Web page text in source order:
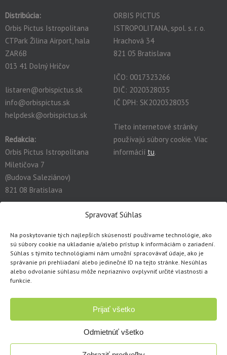
Spravovať Súhlas
Na poskytovanie tých najlepších skúseností používame technológie, ako
sú súbory cookie na ukladanie a/alebo prístup k informáciám o zariadení.
Súhlas s týmito technológiami nám umožní spracovávať údaje, ako je
správanie pri prehliadaní alebo jedinečné ID na tejto stránke. Nesúhlas
alebo odvolanie súhlasu môže nepriaznivo ovplyvniť určité vlastnosti a
funkcie.
Prijať všetko
Odmietnúť všetko
Distribúcia:
Orbis Pictus Istropolitana
CTPark Žilina Airport, hala
ZAR6B
013 41 Dolný Hričov
listaren@orbispictus.sk
info@orbispictus.sk
helpdesk@orbispictus.sk
Redakcia:
Orbis Pictus Istropolitana
Miletičova 7
(Budova Saleziánov)
821 08 Bratislava
ORBIS PICTUS
ISTROPOLITANA, spol. s. r. o.
Hrachová 34
821 05 Bratislava
IČO: 0017323266
DIČ: 2020328035
IČ DPH: SK2020328035
Tieto internetové stránky
používajú súbory cookie. Viac
informácií tu.
Podrobnú dokumentáciu a návody na prácu s E-učebnicami
nájdete tu:https://orbispictus.sk/vyuka-co-naje-fektivnejsie-s-e-
ucebnicami/.
V prípade problémov s e-učebnicami alebo licenciami, prosím
Copyright © 1991 - 2026 Orbis Pictus Istropolitana, spol. s r.o.
šírenie textov, obrázkov, fotografií či ukážok akýmkoľvek mechanickým
alebo elektronickým spôsobom je dovolené len s písomným súhlasom